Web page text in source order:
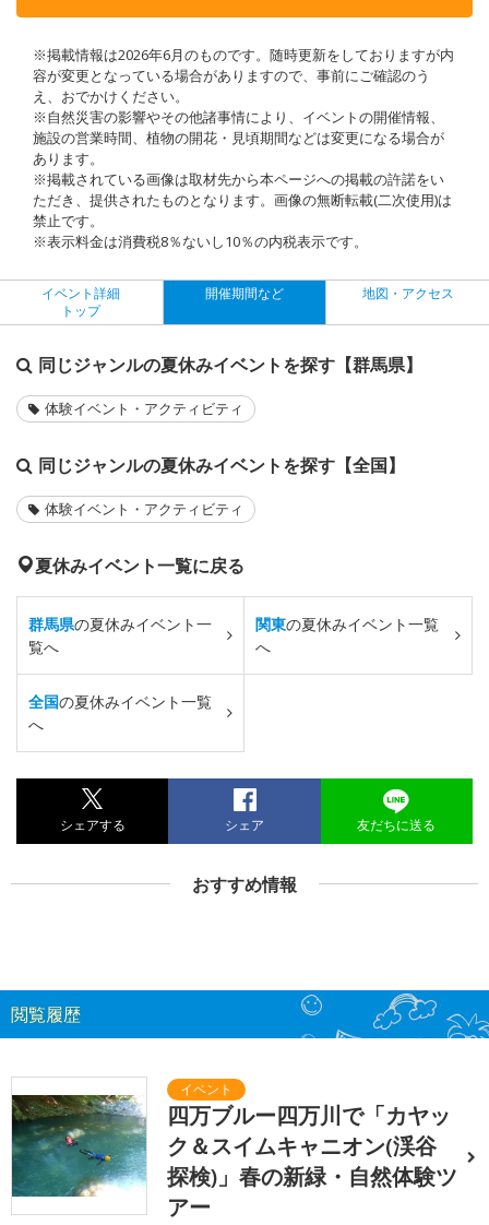
※掲載情報は2026年6月のものです。随時更新をしておりますが内
容が変更となっている場合がありますので、事前にご確認のう
え、おでかけください。
※自然災害の影響やその他諸事情により、イベントの開催情報、
施設の営業時間、植物の開花・見頃期間などは変更になる場合が
あります。
※掲載されている画像は取材先から本ページへの掲載の許諾をい
ただき、提供されたものとなります。画像の無断転載(二次使用)は
禁止です。
※表示料金は消費税8％ないし10％の内税表示です。
イベント詳細
トップ
開催期間など 地図・アクセス
同じジャンルの夏休みイベントを探す【群馬県】
体験イベント・アクティビティ
同じジャンルの夏休みイベントを探す【全国】
体験イベント・アクティビティ
夏休みイベント一覧に戻る
群馬県の夏休みイベント一
覧へ
関東の夏休みイベント一覧
へ
全国の夏休みイベント一覧
へ
シェアする シェア 友だちに送る
おすすめ情報
閲覧履歴
四万ブルー四万川で「カヤッ
ク＆スイムキャニオン(渓谷
探検)」春の新緑・自然体験ツ
アー